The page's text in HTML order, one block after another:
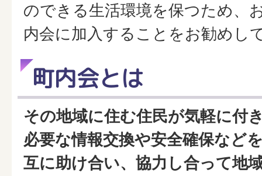
のできる生活環境を保つため、
内会に加入することをお勧めし
町内会とは
その地域に住む住民が気軽に付
必要な情報交換や安全確保など
互に助け合い、協力し合って地